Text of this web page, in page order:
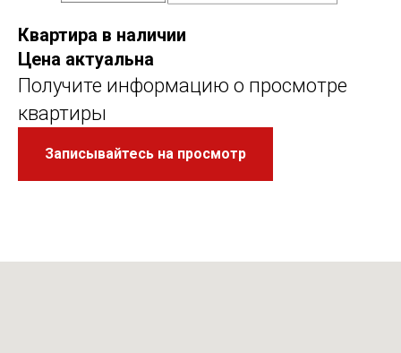
Квартира в наличии
Цена актуальна
Получите информацию о просмотре
квартиры
Записывайтесь на просмотр